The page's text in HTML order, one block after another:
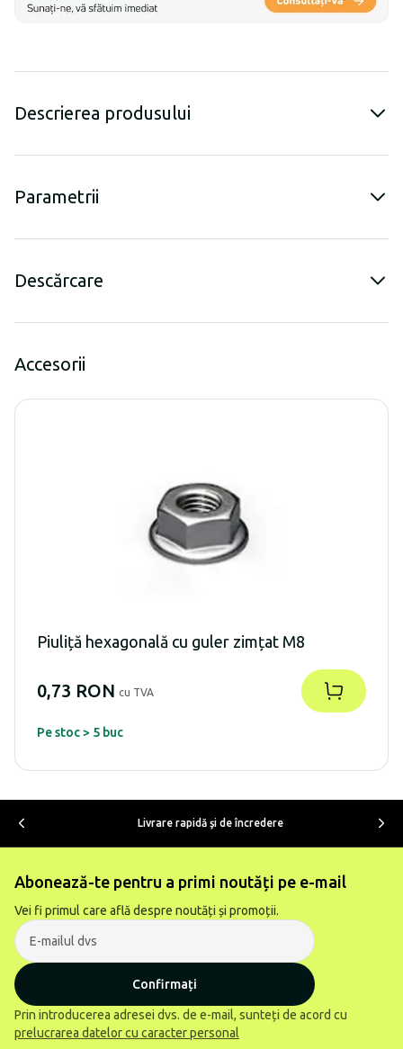
Descrierea produsului
Parametrii
Descărcare
Accesorii
Piuliță hexagonală cu guler zimțat M8
0,73 RON cu TVA
Pe stoc > 5 buc
Livrare rapidă şi de încredere
Abonează-te pentru a primi noutăți pe e-mail
Vei fi primul care află despre noutăți și promoții.
Confirmați
Prin introducerea adresei dvs. de e-mail, sunteți de acord cu
prelucrarea datelor cu caracter personal